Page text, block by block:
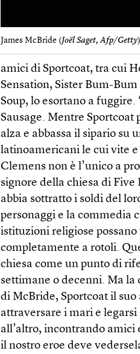
James McBride (Joël Saget, Afp/Getty)
amici di Sportcoat, tra cui
Sensation, Sister Bum-
Soup, lo esortano a
Sausage. Mentre
alza e abbassa il sipario su
latinoamericani le cui vite e
Clemens non è l’unico a
signore della chiesa di
abbia sottratto i soldi del
personaggi e la commedia
istituzioni religiose
completamente a rotoli.
chiesa come un punto di
settimane o decenni. Ma la
di McBride, Sportcoat il
attraversare i mari e legarsi
all’altro, incontrando amici
il nostro eroe deve